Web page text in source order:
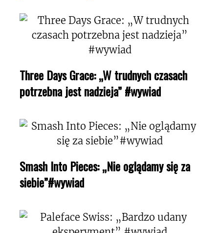
Three Days Grace: „W trudnych czasach
potrzebna jest nadzieja” #wywiad
Smash Into Pieces: „Nie oglądamy się za
siebie”#wywiad